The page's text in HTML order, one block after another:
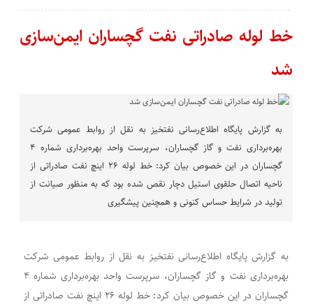
خط لوله صادراتی نفت گچساران ایمن‌سازی
شد
به گزارش پایگاه اطلاع‌رسانی نفتخیز به نقل از روابط عمومی شرکت
بهره‌برداری نفت و گاز گچساران، سرپرست واحد بهره‌برداری شماره ۴
گچساران در این خصوص بیان کرد: خط لوله ۲۶ اینچ نفت صادراتی از
ناحیه اتصال حلقوی استیل دچار نقص شده بود که به منظور صیانت از
تولید در شرایط حساس کنونی و همچنین پیشگیری
به گزارش پایگاه اطلاع‌رسانی نفتخیز به نقل از روابط عمومی شرکت
بهره‌برداری نفت و گاز گچساران، سرپرست واحد بهره‌برداری شماره ۴
گچساران در این خصوص بیان کرد: خط لوله ۲۶ اینچ نفت صادراتی از